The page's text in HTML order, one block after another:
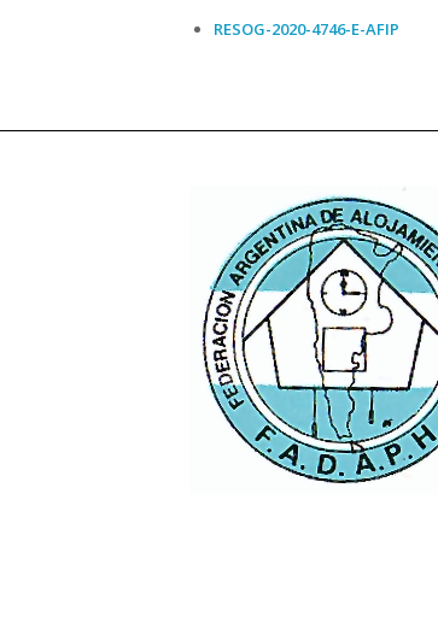
RESOG-2020-4746-E-AFIP